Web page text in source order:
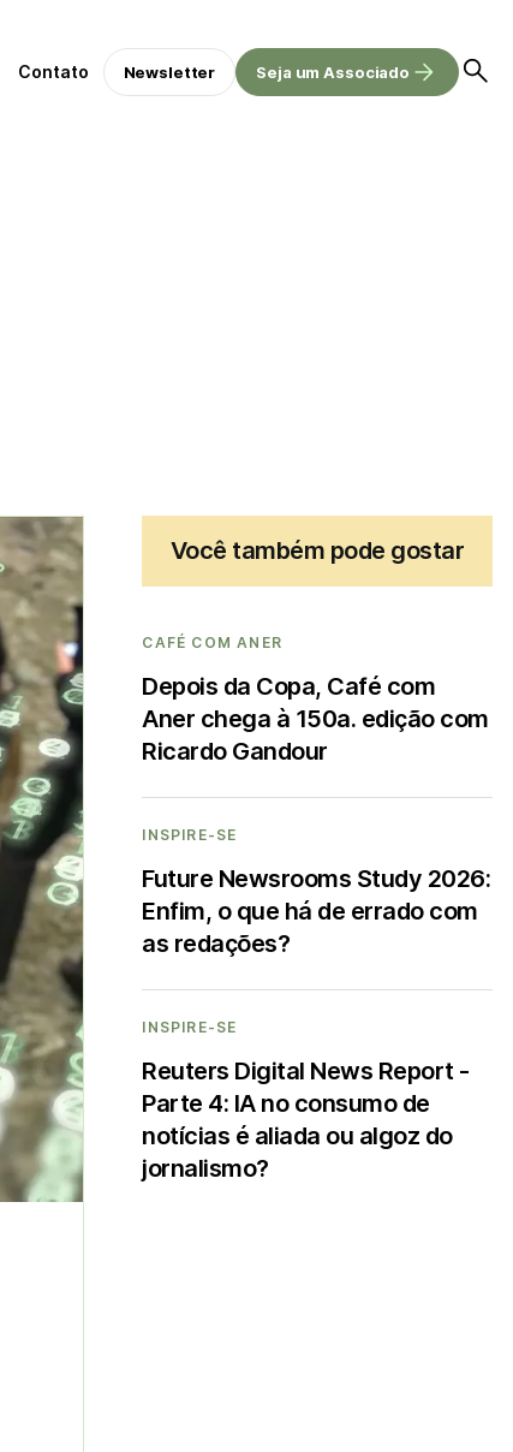
Contato Newsletter Seja um Associado
Você também pode gostar
CAFÉ COM ANER
Depois da Copa, Café com
Aner chega à 150a. edição com
Ricardo Gandour
INSPIRE-SE
Future Newsrooms Study 2026:
Enfim, o que há de errado com
as redações?
INSPIRE-SE
Reuters Digital News Report -
Parte 4: IA no consumo de
notícias é aliada ou algoz do
jornalismo?